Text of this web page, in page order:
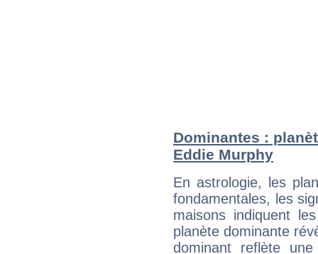
Dominantes :
Eddie Murphy
En astrologie, les
fondamentales, les
maisons indiquent
planète dominante
dominant reflète